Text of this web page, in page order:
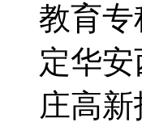
教育
定华
庄高